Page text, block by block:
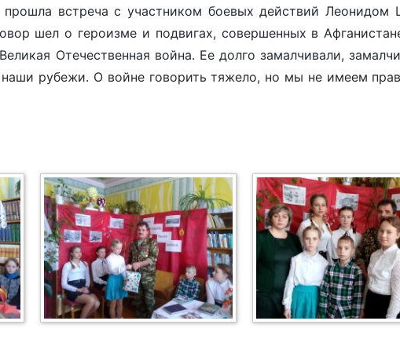
встреча с участником боевых действий Леонидом
шел о героизме и подвигах, совершенных в
Отечественная война. Ее долго замалчивали,
рубежи. О войне говорить тяжело, но мы не имеем